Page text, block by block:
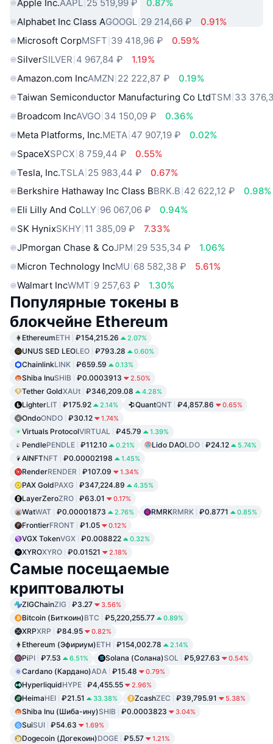
Apple Inc.AAPL 25 519,99 ₽
0.87%
Alphabet Inc Class AGOOGL 29 214,66 ₽
0.91%
Microsoft CorpMSFT 39 418,96 ₽
0.59%
SilverSILVER 4 967,84 ₽
1.19%
Amazon.com IncAMZN 22 222,87 ₽
0.19%
Taiwan Semiconductor Manufacturing Co LtdTSM 33
Broadcom IncAVGO 34 150,09 ₽
0.36%
Meta Platforms, Inc.META 47 907,19 ₽
0.02%
SpaceXSPCX 8 759,44 ₽
0.55%
Tesla, Inc.TSLA 25 983,44 ₽
0.67%
Berkshire Hathaway Inc Class BBRK.B 42 622,12 ₽
0.98%
Eli Lilly And CoLLY 96 067,06 ₽
0.94%
SK HynixSKHY 11 385,09 ₽
7.33%
JPmorgan Chase & CoJPM 29 535,34 ₽
1.06%
Micron Technology IncMU 68 582,38 ₽
5.61%
Walmart IncWMT 9 257,63 ₽ 1.30%
Популярные токены в
блокчейне Ethereum
EthereumETH ₽154,215.26 2.07%
UNUS SED LEOLEO ₽793.28 0.60%
ChainlinkLINK ₽659.59 0.13%
Shiba InuSHIB ₽0.0003913 2.50%
Tether GoldXAUt ₽346,209.08 4.28%
LighterLIT ₽175.92 2.14% QuantQNT ₽4,857.86 0.65%
OndoONDO ₽30.12 1.74%
Virtuals ProtocolVIRTUAL ₽45.79 1.39%
PendlePENDLE ₽112.10 0.21% Lido DAOLDO ₽24.12 5.74%
AINFTNFT ₽0.00002198 1.45%
RenderRENDER ₽107.09 1.34%
PAX GoldPAXG ₽347,224.89 4.35%
LayerZeroZRO ₽63.01 0.17%
WatWAT ₽0.00001873 2.76% RMRKRMRK ₽0.8771 0.85%
FrontierFRONT ₽1.05 0.12%
VGX TokenVGX ₽0.008822 0.32%
XYROXYRO ₽0.01521 2.18%
Самые посещаемые
криптовалюты
ZIGChainZIG ₽3.27 3.56%
Bitcoin (Биткоин)BTC ₽5,220,255.77 0.89%
XRPXRP ₽84.95 0.82%
Ethereum (Эфириум)ETH ₽154,002.78 2.14%
PiPI ₽7.53 6.51% Solana (Солана)SOL ₽5,927.63 0.54%
Cardano (Кардано)ADA ₽15.48 0.79%
HyperliquidHYPE ₽4,455.55 2.96%
HeimaHEI ₽21.51 33.38% ZcashZEC ₽39,795.91 5.38%
Shiba Inu (Шиба-ину)SHIB ₽0.0003823 3.04%
SuiSUI ₽54.63 1.69%
Dogecoin (Догекоин)DOGE ₽5.57 1.21%